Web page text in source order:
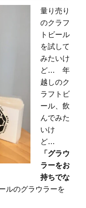
量り売り
のクラフ
トビール
を試して
みたいけ
ど… 年
越しのク
ラフトビ
ール、飲
んでみた
いけ
ど…
「グラウ
ラーをお
持ちでな
ルのグラウラーを